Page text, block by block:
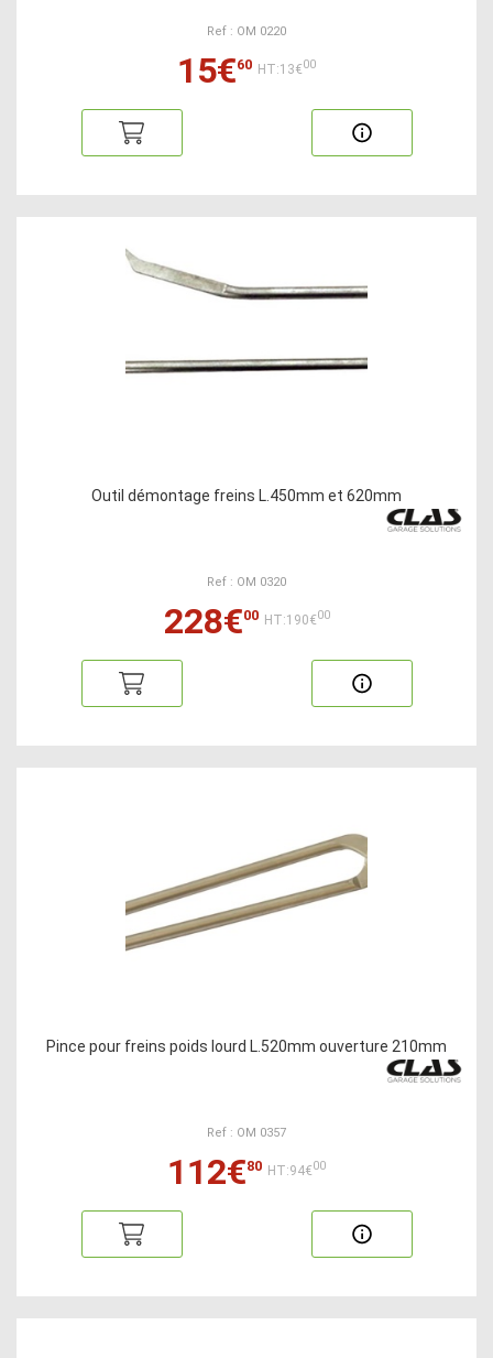
Ref : OM 0220
15€60 HT:13€00
Outil démontage freins L.450mm et 620mm
Ref : OM 0320
228€00 HT:190€00
Pince pour freins poids lourd L.520mm ouverture 210mm
Ref : OM 0357
112€80 HT:94€00